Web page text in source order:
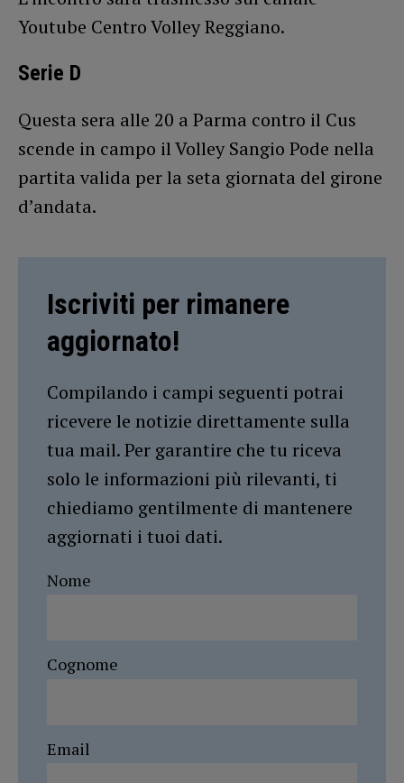
Youtube Centro Volley Reggiano.
Serie D
Questa sera alle 20 a Parma contro il Cus
scende in campo il Volley Sangio Pode nella
partita valida per la seta giornata del girone
d’andata.
Iscriviti per rimanere
aggiornato!
Compilando i campi seguenti potrai
ricevere le notizie direttamente sulla
tua mail. Per garantire che tu riceva
solo le informazioni più rilevanti, ti
chiediamo gentilmente di mantenere
aggiornati i tuoi dati.
Nome
Cognome
Email